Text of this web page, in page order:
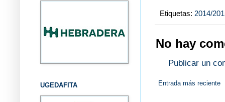
Etiquetas: 2014/
No hay
Publicar un
Entrada más reciente
UGEDAFITA